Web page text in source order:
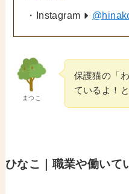
・Instagram
まつこ
保護猫の「
ているよ！
ひなこ｜職業や働いて